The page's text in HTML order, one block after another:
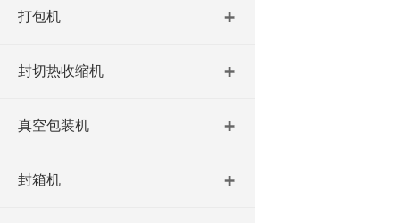
打包机
封切热收缩机
真空包装机
封箱机